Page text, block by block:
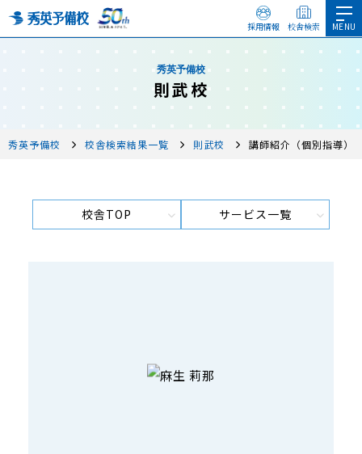
採用情報 校舎検索
秀英予備校
則武校
秀英予備校 校舎検索結果一覧 則武校 講師紹介（個別指導）
校舎TOP サービス一覧